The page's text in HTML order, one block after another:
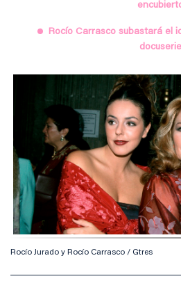
Rocío Carrasco subastará el
docuserie
Rocío Jurado y Rocío Carrasco / Gtres